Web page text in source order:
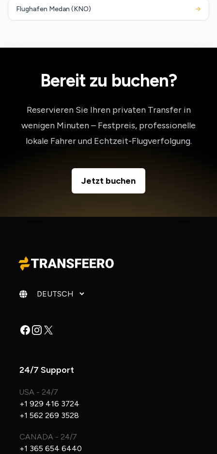
Flughafen Medan (KNO) →
Bereit zu buchen?
Reservieren Sie Ihren privaten Transfer in
wenigen Minuten – Festpreis, professionelle
lokale Fahrer und Echtzeit-Flugverfolgung.
Jetzt buchen
Sprache ändern
Facebook
Instagram
X
24/7 Support
USA - 24/7
+1 929 416 3724
+1 562 269 3528
CANADA - 24/7
+1 365 654 6440